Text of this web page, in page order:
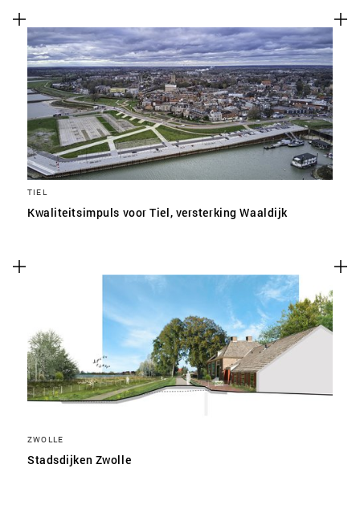
TIEL
Kwaliteitsimpuls voor Tiel, versterking Waaldijk
ZWOLLE
Stadsdijken Zwolle